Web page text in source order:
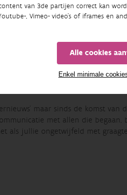
van 3de partijen correct kan
, Vimeo- video's of iframes en
Alle cookies
Enkel minimale
voor een
omgang met de natuur in
alleen. Kennisdelen is daarbij
In die context was ik dan ook
en infoavonden, in
vooral (populair-
medewerking van zovele
maar sinds de komst
met allen die
als jullie ongetwijfeld met